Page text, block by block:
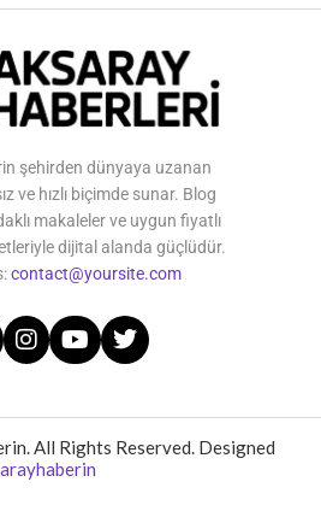
şehirden dünyaya uzanan
ve hızlı biçimde sunar. Blog
makaleler ve uygun fiyatlı
dijital alanda güçlüdür.
contact@yoursite.com
All Rights Reserved. Designed